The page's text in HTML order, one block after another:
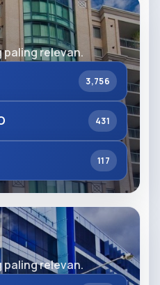
paling relevan.
3,756
431
117
relevan.